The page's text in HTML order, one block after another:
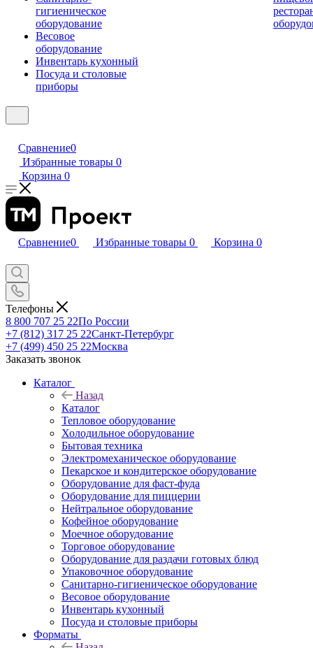
гигиеническое
оборудование
Весовое
оборудование
Инвентарь кухонный
Посуда и столовые
приборы
Сравнение0
Избранные товары 0
Корзина 0
Сравнение0 Избранные товары 0 Корзина 0
Телефоны
8 800 707 25 22По России
+7 (812) 317 25 22Санкт-Петербург
+7 (499) 450 25 22Москва
Заказать звонок
Каталог
Назад
Каталог
Тепловое оборудование
Холодильное оборудование
Бытовая техника
Электромеханическое оборудование
Пекарское и кондитерское оборудование
Оборудование для фаст-фуда
Оборудование для пиццерии
Нейтральное оборудование
Кофейное оборудование
Моечное оборудование
Торговое оборудование
Оборудование для раздачи готовых блюд
Упаковочное оборудование
Санитарно-гигиеническое оборудование
Весовое оборудование
Инвентарь кухонный
Посуда и столовые приборы
Форматы